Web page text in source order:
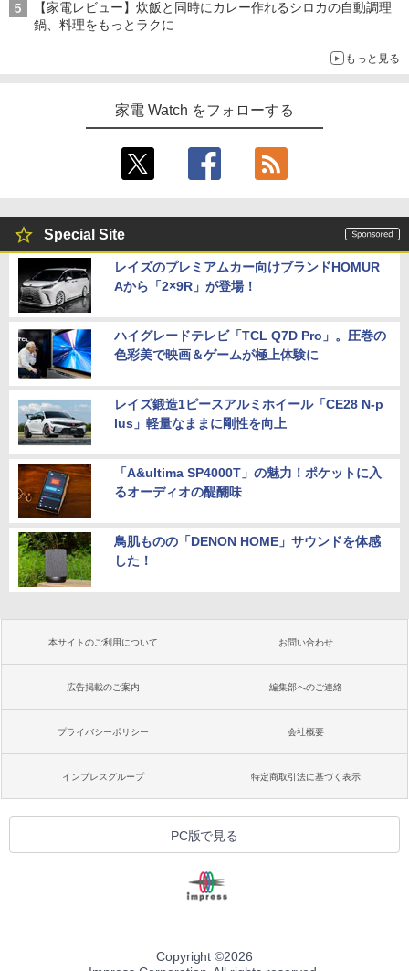
【家電レビュー】炊飯と同時にカレー作れるシロカの自動調理
鍋、料理をもっとラクに
もっと見る
家電 Watch をフォローする
Special Site
レイズのプレミアムカー向けブランドHOMUR
Aから「2×9R」が登場！
ハイグレードテレビ「TCL Q7D Pro」。圧巻の
色彩美で映画＆ゲームが極上体験に
レイズ鍛造1ピースアルミホイール「CE28 N-p
lus」軽量なままに剛性を向上
「A&ultima SP4000T」の魅力！ポケットに入
るオーディオの醍醐味
鳥肌ものの「DENON HOME」サウンドを体感
した！
本サイトのご利用について お問い合わせ
広告掲載のご案内 編集部へのご連絡
プライバシーポリシー 会社概要
インプレスグループ 特定商取引法に基づく表示
PC版で見る
Copyright ©2026